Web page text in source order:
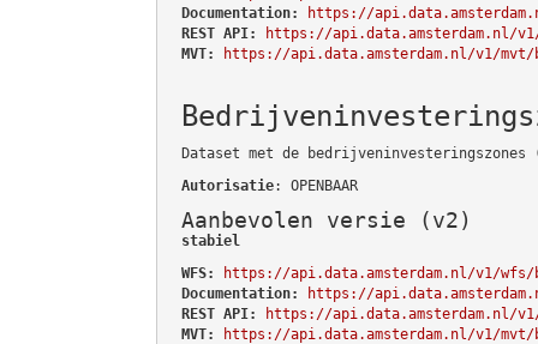
Documentation:
https://
REST API:
https://api.data.amsterdam.nl/
MVT:
https://api.data.amsterdam.nl/v1/mvt/
Dataset met de bedrijveninvesteringszones
Autorisatie: OPENBAAR
Aanbevolen versie (v2)
stabiel
WFS:
https://api.data.amsterdam.nl/v1/wfs/
Documentation:
https://
REST API:
https://api.data.amsterdam.nl/
MVT:
https://api.data.amsterdam.nl/v1/